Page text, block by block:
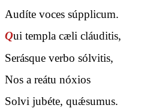
Audíte voces súpplicum.
Qui templa cæli cláuditis,
Serásque verbo sólvitis,
Nos a reátu nóxios
Solvi jubéte, quǽsumus.